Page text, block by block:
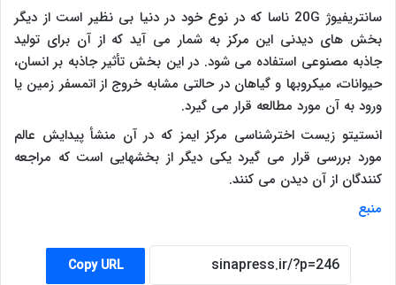
سانتریفیوژ 20G ناسا که در نوع خود در دنیا بی نظیر است از دیگر
بخش های دیدنی این مرکز به شمار می آید که از آن برای تولید
جاذبه مصنوعی استفاده می شود. در این بخش تأثیر جاذبه بر انسان،
حیوانات، میکروبها و گیاهان در حالتی مشابه خروج از اتمسفر زمین یا
ورود به آن مورد مطالعه قرار می گیرد.
انستیتو زیست اخترشناسی مرکز ایمز که در آن منشأ پیدایش عالم
مورد بررسی قرار می گیرد یکی دیگر از بخشهایی است که مراجعه
کنندگان از آن دیدن می کنند.
منبع
Copy URL